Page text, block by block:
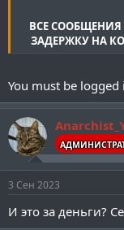
ВСЕ
ЗАДЕРЖКУ НА
You must be
3 Сен 2023
И это за деньги?